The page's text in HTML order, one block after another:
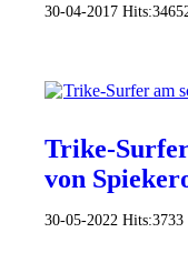
30-04-2017 Hits:
Trike-
von
30-05-2022 Hits:3733